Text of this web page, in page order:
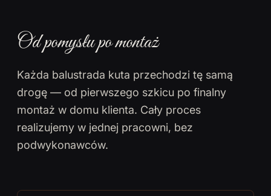
Od pomysłu po montaż
Każda balustrada kuta przechodzi tę samą
drogę — od pierwszego szkicu po finalny
montaż w domu klienta. Cały proces
realizujemy w jednej pracowni, bez
podwykonawców.